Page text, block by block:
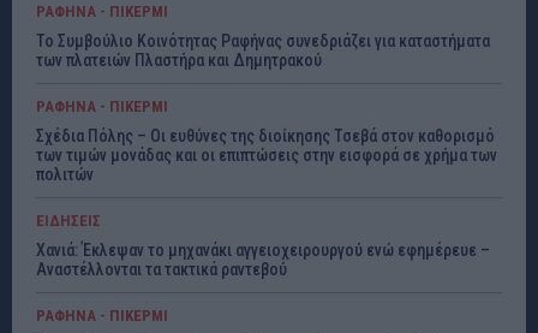
ΡΑΦΗΝΑ - ΠΙΚΕΡΜΙ
Το Συμβούλιο Κοινότητας Ραφήνας συνεδριάζει για καταστήματα
των πλατειών Πλαστήρα και Δημητρακού
ΡΑΦΗΝΑ - ΠΙΚΕΡΜΙ
Σχέδια Πόλης – Οι ευθύνες της διοίκησης Τσεβά στον καθορισμό
των τιμών μονάδας και οι επιπτώσεις στην εισφορά σε χρήμα των
πολιτών
ΕΙΔΗΣΕΙΣ
Χανιά: Έκλεψαν το μηχανάκι αγγειοχειρουργού ενώ εφημέρευε –
Αναστέλλονται τα τακτικά ραντεβού
ΡΑΦΗΝΑ - ΠΙΚΕΡΜΙ